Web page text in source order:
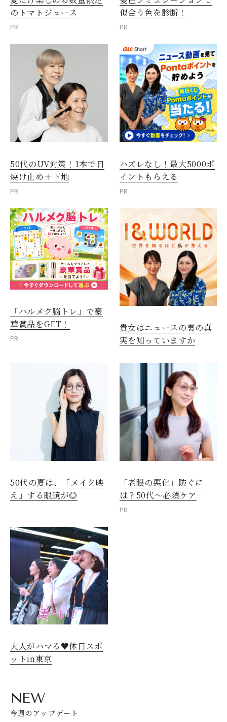
のトマトジュース
PR
似合う色を診断！
PR
50代のUV対策！1本で日
焼け止め＋下地
PR
ハズレなし！最大5000ポ
イントもらえる
PR
「ハルメク脳トレ」で豪
華賞品をGET！
PR
貴女はニュースの裏の真
実を知っていますか
50代の夏は、「メイク映
え」する眼鏡が◎
「老眼の悪化」防ぐに
は？50代～必須ケア
PR
大人がハマる♥休日スポ
ットin東京
NEW
今週のアップデート
閉じる